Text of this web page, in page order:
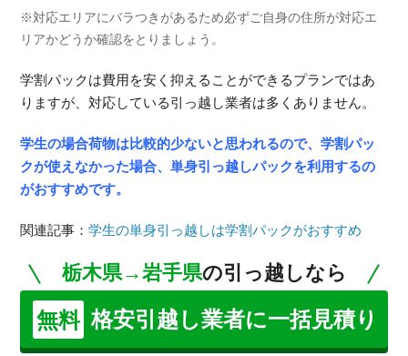
※対応エリアにバラつきがあるため必ずご自身の住所が対応エ
リアかどうか確認をとりましょう。
学割パックは費用を安く抑えることができるプランではあ
りますが、対応している引っ越し業者は多くありません。
学生の場合荷物は比較的少ないと思われるので、学割パッ
クが使えなかった場合、単身引っ越しパックを利用するの
がおすすめです。
関連記事：学生の単身引っ越しは学割パックがおすすめ
栃木県→岩手県の引っ越しなら
無料 格安引越し業者に一括見積り